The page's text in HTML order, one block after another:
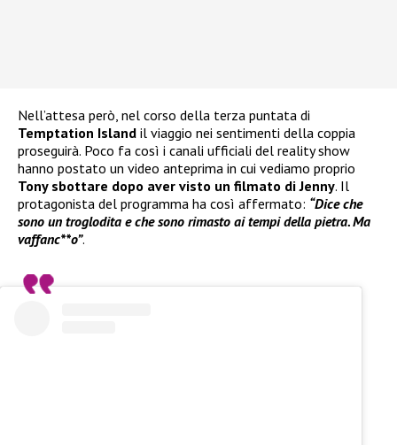
Nell’attesa però, nel corso della terza puntata di
Temptation Island il viaggio nei sentimenti della coppia
proseguirà. Poco fa così i canali ufficiali del reality show
hanno postato un video anteprima in cui vediamo proprio
Tony sbottare dopo aver visto un filmato di Jenny. Il
protagonista del programma ha così affermato: “Dice che
sono un troglodita e che sono rimasto ai tempi della pietra. Ma
vaffanc**o”.